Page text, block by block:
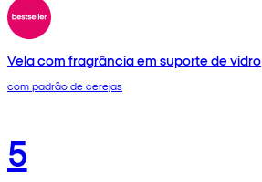
Vela com fragrância em suporte de vidro
com padrão de cerejas
5